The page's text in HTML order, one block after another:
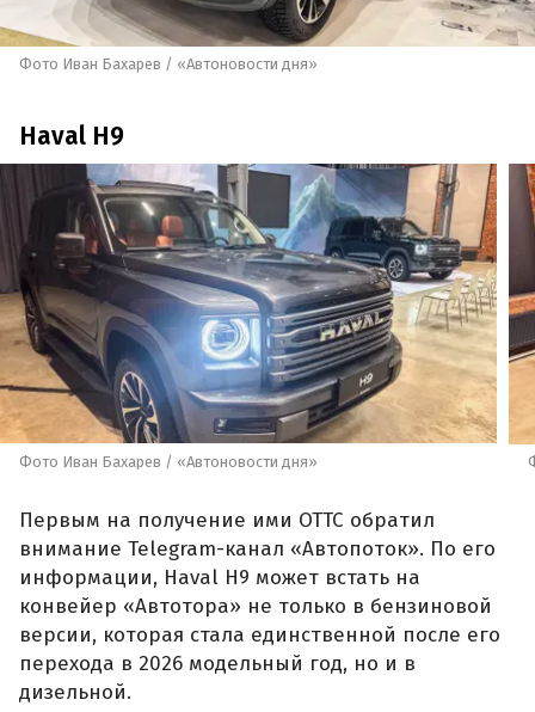
Фото Иван Бахарев / «Автоновости дня»
Haval H9
Фото Иван Бахарев / «Автоновости дня»
Первым на получение ими ОТТС обратил
внимание Telegram-канал «Автопоток». По его
информации, Haval H9 может встать на
конвейер «Автотора» не только в бензиновой
версии, которая стала единственной после его
перехода в 2026 модельный год, но и в
дизельной.